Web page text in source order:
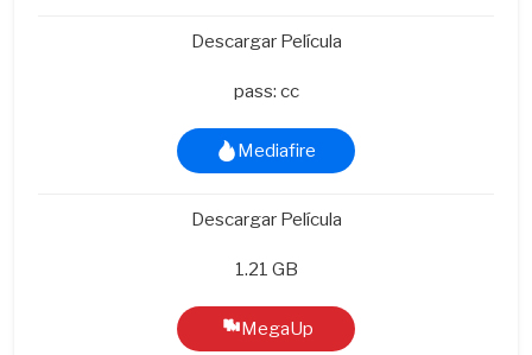
Descargar Película
pass: cc
Mediafire
Descargar Película
1.21 GB
MegaUp